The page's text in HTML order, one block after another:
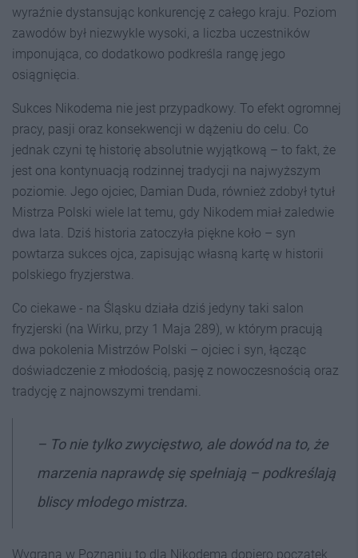
wyraźnie dystansując konkurencję z całego kraju. Poziom
zawodów był niezwykle wysoki, a liczba uczestników
imponująca, co dodatkowo podkreśla rangę jego
osiągnięcia.
Sukces Nikodema nie jest przypadkowy. To efekt ogromnej
pracy, pasji oraz konsekwencji w dążeniu do celu. Co
jednak czyni tę historię absolutnie wyjątkową – to fakt, że
jest ona kontynuacją rodzinnej tradycji na najwyższym
poziomie. Jego ojciec, Damian Duda, również zdobył tytuł
Mistrza Polski wiele lat temu, gdy Nikodem miał zaledwie
dwa lata. Dziś historia zatoczyła piękne koło – syn
powtarza sukces ojca, zapisując własną kartę w historii
polskiego fryzjerstwa.
Co ciekawe - na Śląsku działa dziś jedyny taki salon
fryzjerski (na Wirku, przy 1 Maja 289), w którym pracują
dwa pokolenia Mistrzów Polski – ojciec i syn, łącząc
doświadczenie z młodością, pasję z nowoczesnością oraz
tradycję z najnowszymi trendami.
– To nie tylko zwycięstwo, ale dowód na to, że
marzenia naprawdę się spełniają – podkreślają
bliscy młodego mistrza.
Wygrana w Poznaniu to dla Nikodema dopiero początek